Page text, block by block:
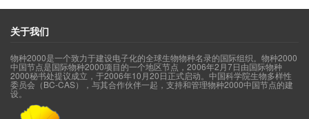
关于我们
物种2000是一个致力于建设电子化的全球生物物种名录的国际组织。物种2000
中国节点是国际物种2000项目的一个地区节点，2006年2月7日由国际物种
2000秘书处提议成立，于2006年10月20日正式启动。中国科学院生物多样性
委员会（BC-CAS），与其合作伙伴一起，支持和管理物种2000中国节点的建
设。